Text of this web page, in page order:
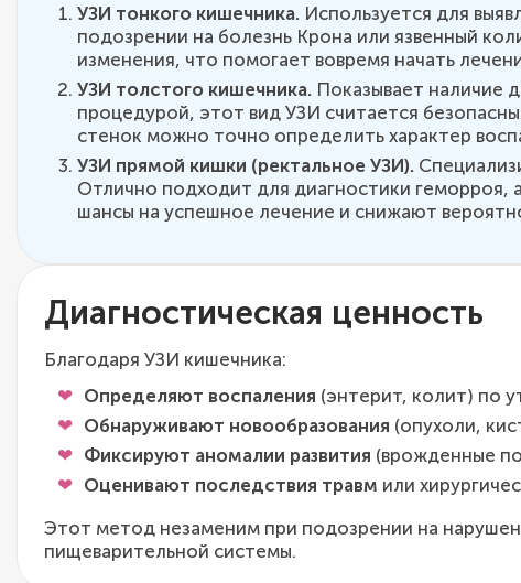
УЗИ тонкого кишечника. Используется для
подозрении на болезнь Крона или язвенный
изменения, что помогает вовремя начать
УЗИ толстого кишечника. Показывает наличие
процедурой, этот вид УЗИ считается
стенок можно точно определить характер
УЗИ прямой кишки (ректальное УЗИ).
Отлично подходит для диагностики геморроя,
шансы на успешное лечение и снижают
Диагностическая ценность
Благодаря УЗИ кишечника:
Определяют воспаления (энтерит, колит) по
Обнаруживают новообразования (опухоли,
Фиксируют аномалии развития (врожденные
Оценивают последствия травм или
Этот метод незаменим при подозрении на
пищеварительной системы.